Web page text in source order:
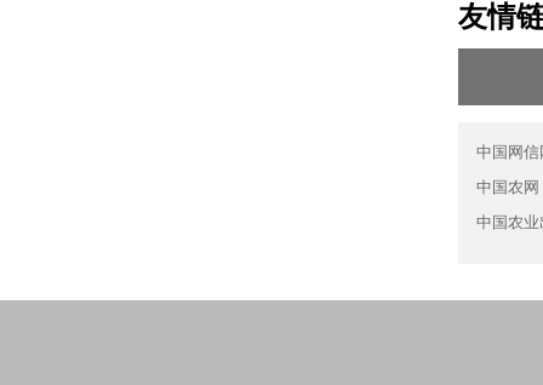
友情
中国网信
中国农网
中国农业